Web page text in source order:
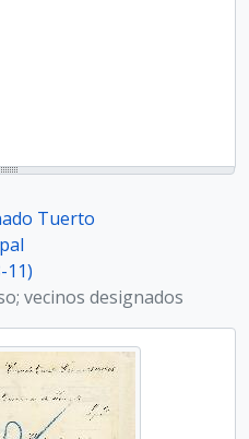
Tuerto
11)
vecinos designados